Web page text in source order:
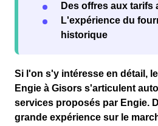
Des offres aux tarifs
L'expérience du
historique
Si l'on s'y intéresse en détail,
Engie à Gisors s'articulent
services proposés par Engie.
grande expérience sur le